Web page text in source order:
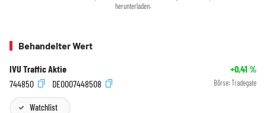
herunterladen.
Behandelter Wert
IVU Traffic Aktie +0,41 %
744850
DE0007448508 Börse: Tradegate
Watchlist